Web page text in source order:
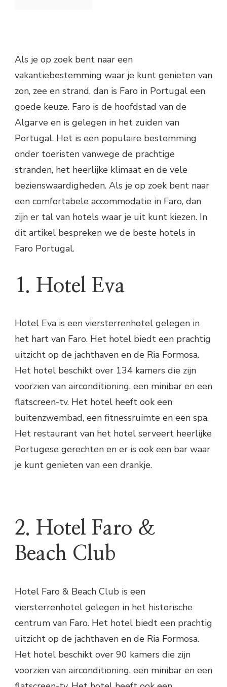
Als je op zoek bent naar een
vakantiebestemming waar je kunt genieten van
zon, zee en strand, dan is Faro in Portugal een
goede keuze. Faro is de hoofdstad van de
Algarve en is gelegen in het zuiden van
Portugal. Het is een populaire bestemming
onder toeristen vanwege de prachtige
stranden, het heerlijke klimaat en de vele
bezienswaardigheden. Als je op zoek bent naar
een comfortabele accommodatie in Faro, dan
zijn er tal van hotels waar je uit kunt kiezen. In
dit artikel bespreken we de beste hotels in
Faro Portugal.
1. Hotel Eva
Hotel Eva is een viersterrenhotel gelegen in
het hart van Faro. Het hotel biedt een prachtig
uitzicht op de jachthaven en de Ria Formosa.
Het hotel beschikt over 134 kamers die zijn
voorzien van airconditioning, een minibar en een
flatscreen-tv. Het hotel heeft ook een
buitenzwembad, een fitnessruimte en een spa.
Het restaurant van het hotel serveert heerlijke
Portugese gerechten en er is ook een bar waar
je kunt genieten van een drankje.
2. Hotel Faro &
Beach Club
Hotel Faro & Beach Club is een
viersterrenhotel gelegen in het historische
centrum van Faro. Het hotel biedt een prachtig
uitzicht op de jachthaven en de Ria Formosa.
Het hotel beschikt over 90 kamers die zijn
voorzien van airconditioning, een minibar en een